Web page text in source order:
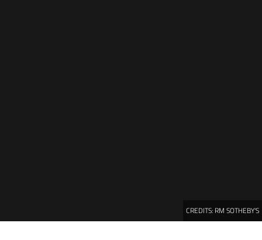
CREDITS: RM SOTHEBY'S